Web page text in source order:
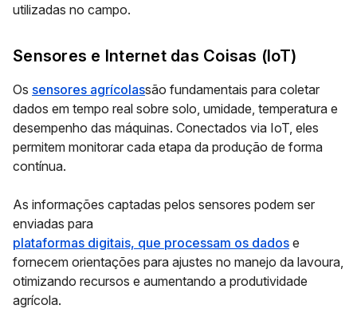
utilizadas no campo.
Sensores e Internet das Coisas (IoT)
Os sensores agrícolassão fundamentais para coletar
dados em tempo real sobre solo, umidade, temperatura e
desempenho das máquinas. Conectados via IoT, eles
permitem monitorar cada etapa da produção de forma
contínua.
As informações captadas pelos sensores podem ser
enviadas para
plataformas digitais, que processam os dados e
fornecem orientações para ajustes no manejo da lavoura,
otimizando recursos e aumentando a produtividade
agrícola.